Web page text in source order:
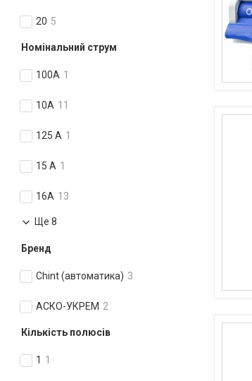
20 5
Номінальний струм
100А 1
10А 11
125 А 1
15 А 1
16А 13
Ще 8
Бренд
Chint (автоматика) 3
АСКО-УКРЕМ 2
Кількість полюсів
1 1